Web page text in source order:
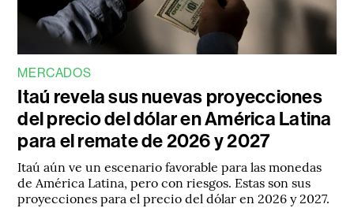
MERCADOS
Itaú revela sus nuevas proyecciones
del precio del dólar en América Latina
para el remate de 2026 y 2027
Itaú aún ve un escenario favorable para las monedas
de América Latina, pero con riesgos. Estas son sus
proyecciones para el precio del dólar en 2026 y 2027.